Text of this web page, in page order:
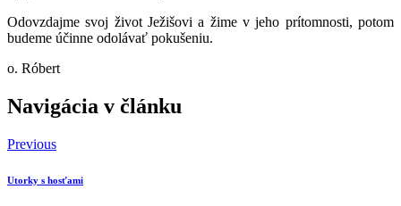
Odovzdajme svoj život Ježišovi a žime v jeho prítomnosti, potom
budeme účinne odolávať pokušeniu.
o. Róbert
Navigácia v článku
Previous
Utorky s hosťami